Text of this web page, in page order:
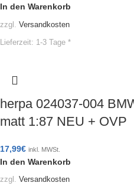
In den Warenkorb
zzgl. Versandkosten
Lieferzeit: 1-3 Tage *
herpa 024037-004
matt 1:87 NEU + OVP
17,99€ inkl. MWSt.
In den Warenkorb
zzgl. Versandkosten